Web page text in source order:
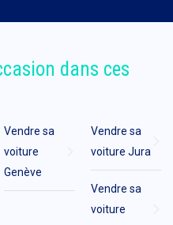
dans ces
Vendre sa
voiture
Genève
Vendre sa
voiture Jura
Vendre sa
voiture